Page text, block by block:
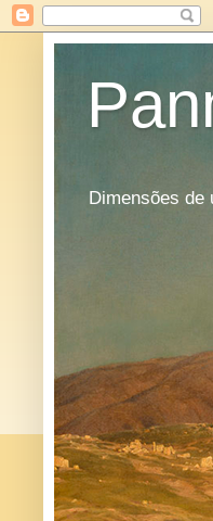
Dimensões de